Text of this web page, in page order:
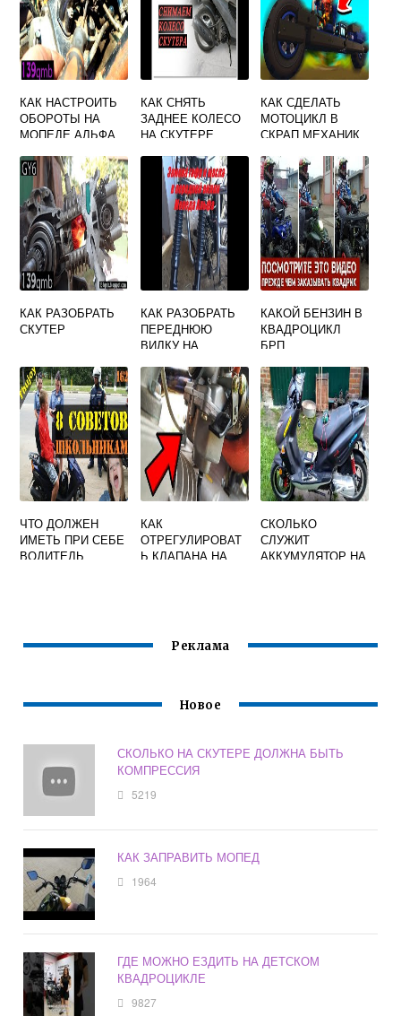
КАК НАСТРОИТЬ
ОБОРОТЫ НА
МОПЕДЕ АЛЬФА
КАК СНЯТЬ
ЗАДНЕЕ КОЛЕСО
НА СКУТЕРЕ
КАК СДЕЛАТЬ
МОТОЦИКЛ В
СКРАП МЕХАНИК
КАК РАЗОБРАТЬ
СКУТЕР
КАК РАЗОБРАТЬ
ПЕРЕДНЮЮ
ВИЛКУ НА
КАКОЙ БЕНЗИН В
КВАДРОЦИКЛ
БРП
ЧТО ДОЛЖЕН
ИМЕТЬ ПРИ СЕБЕ
ВОДИТЕЛЬ
КАК
ОТРЕГУЛИРОВАТ
Ь КЛАПАНА НА
СКОЛЬКО
СЛУЖИТ
АККУМУЛЯТОР НА
Реклама
Новое
СКОЛЬКО НА СКУТЕРЕ ДОЛЖНА БЫТЬ
КОМПРЕССИЯ
5219
КАК ЗАПРАВИТЬ МОПЕД
1964
ГДЕ МОЖНО ЕЗДИТЬ НА ДЕТСКОМ
КВАДРОЦИКЛЕ
9827